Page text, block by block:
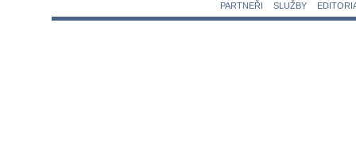
PARTNEŘI
SLUŽBY